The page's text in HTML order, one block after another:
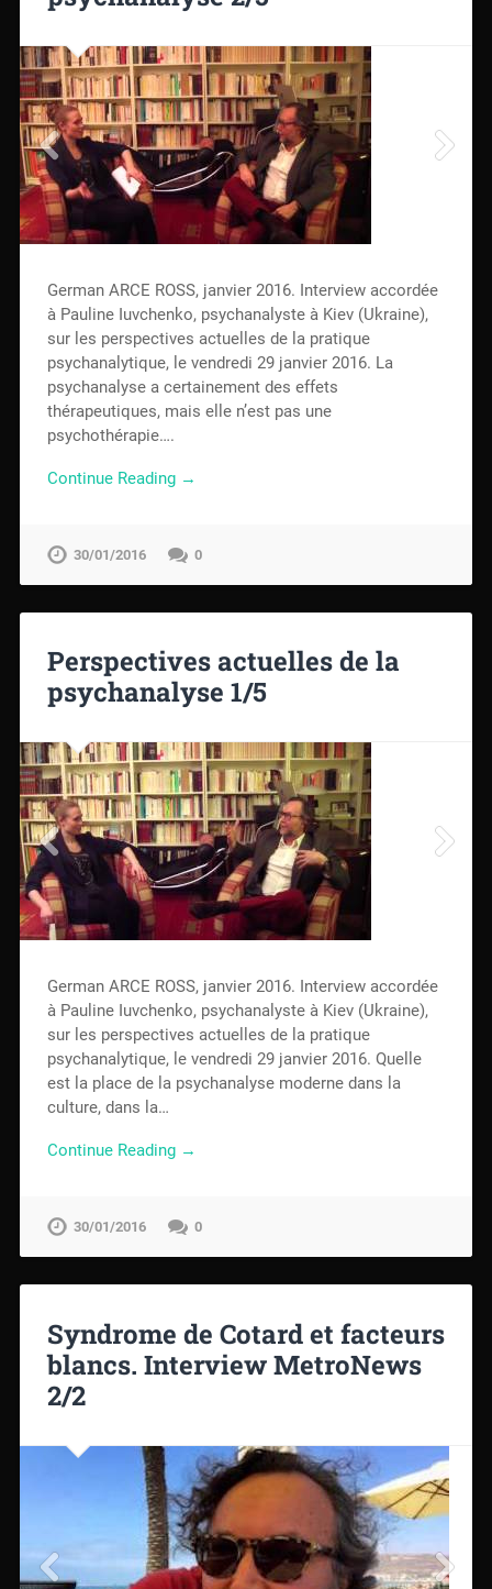
German ARCE ROSS, janvier 2016. Interview accordée
à Pauline Iuvchenko, psychanalyste à Kiev (Ukraine),
sur les perspectives actuelles de la pratique
psychanalytique, le vendredi 29 janvier 2016. La
psychanalyse a certainement des effets
thérapeutiques, mais elle n’est pas une
psychothérapie….
Continue Reading →
30/01/2016 0
Perspectives actuelles de la
psychanalyse 1/5
German ARCE ROSS, janvier 2016. Interview accordée
à Pauline Iuvchenko, psychanalyste à Kiev (Ukraine),
sur les perspectives actuelles de la pratique
psychanalytique, le vendredi 29 janvier 2016. Quelle
est la place de la psychanalyse moderne dans la
culture, dans la…
Continue Reading →
30/01/2016 0
Syndrome de Cotard et facteurs
blancs. Interview MetroNews
2/2